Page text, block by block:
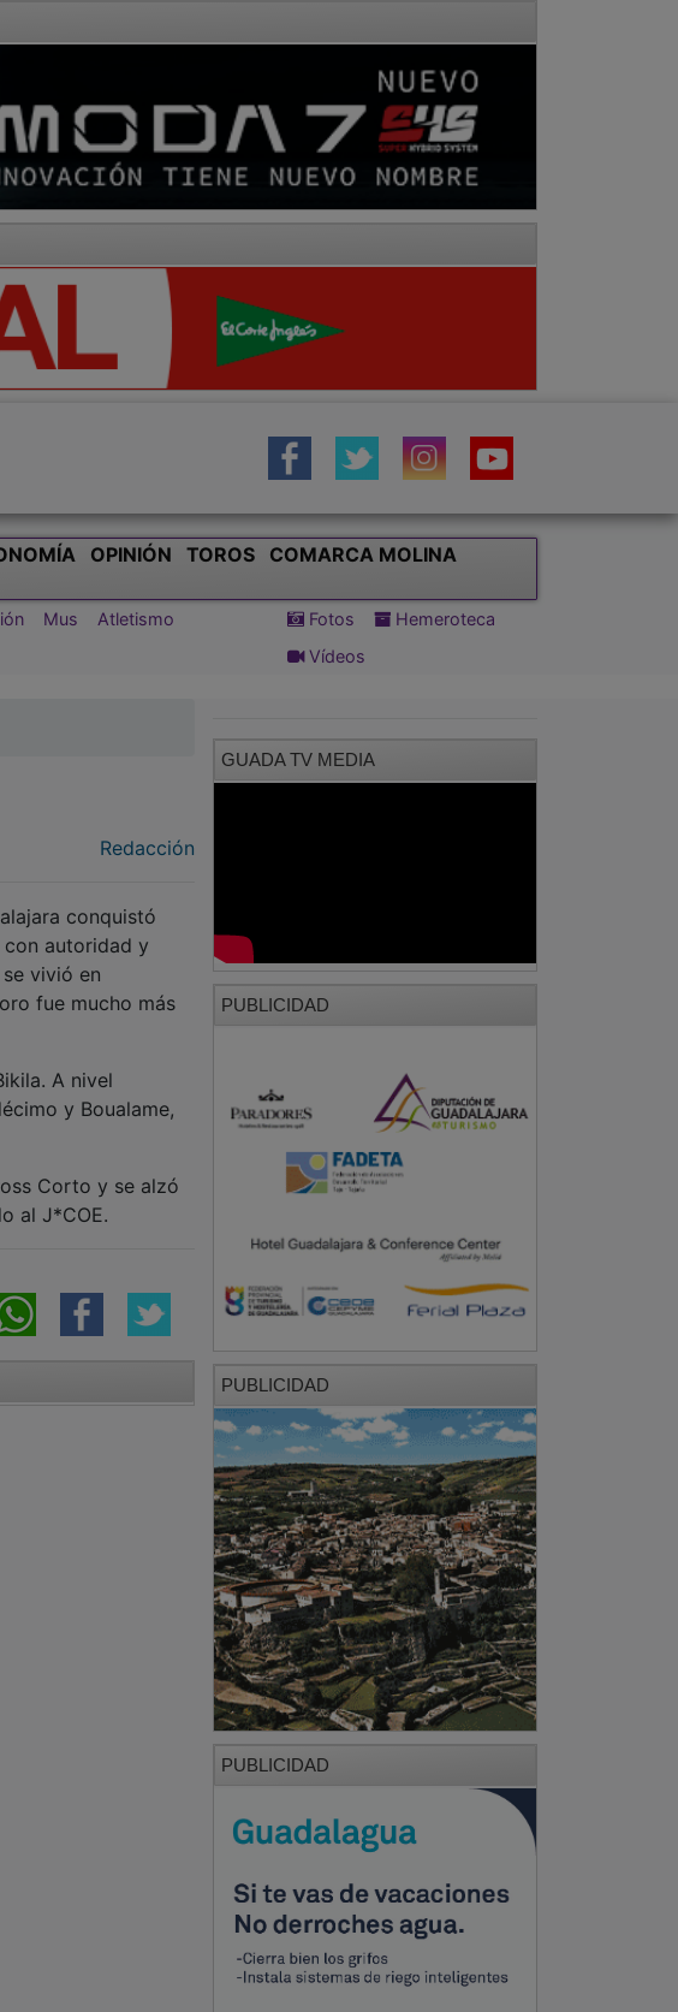
OPINIÓN TOROS
COMARCA MOLINA
Mus
Atletismo
Fotos
Hemeroteca
Vídeos
Redacción
conquistó
autoridad y
vivió en
fue mucho más
A nivel
y Boualame,
Corto y se alzó
al J*COE.
GUADA TV MEDIA
PUBLICIDAD
PUBLICIDAD
PUBLICIDAD